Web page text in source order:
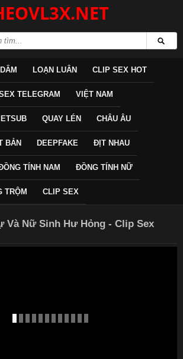
LOẠN LUÂN CLIP SEX HOT
TELEGRAM VIỆT NAM
QUAY LÉN CHÂU ÂU
BẢN DEEPFAKE ĐỊT NHAU
TÍNH NAM ĐỒNG TÍNH NỮ
TRỘM CLIP SEX
Và Nữ Sinh Hư Hỏng - Clip Sex